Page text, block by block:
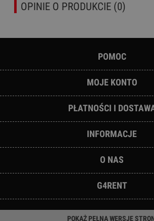
OPINIE O PRODUKCIE (0)
POMOC
MOJE KONTO
PŁATNOŚCI I
INFORMACJE
O NAS
G4RENT
POKAŻ PEŁNĄ WERSJĘ